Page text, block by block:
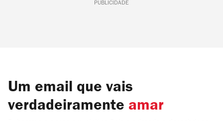
PUBLICIDADE
Um email que vais
verdadeiramente amar